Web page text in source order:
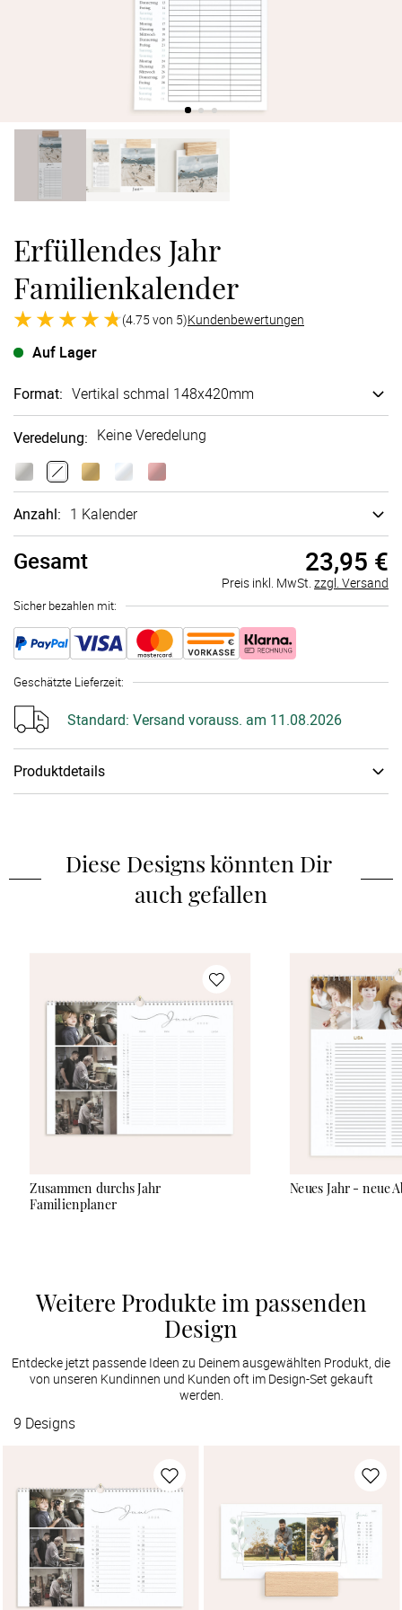
Erfüllendes Jahr
Familienkalender
(4.75 von 5)Kundenbewertungen
Auf Lager
Format: Vertikal schmal 148x420mm
Veredelung: Keine Veredelung
Anzahl: 1 Kalender
Gesamt 23,95 €
Preis inkl. MwSt. zzgl. Versand
Sicher bezahlen mit:
Geschätzte Lieferzeit:
Standard: Versand vorauss. am 11.08.2026
Produktdetails
Diese Designs könnten Dir
auch gefallen
Zusammen durchs Jahr
Familienplaner
Neues Jahr - neue
Weitere Produkte im passenden
Design
Entdecke jetzt passende Ideen zu Deinem ausgewählten Produkt, die
von unseren Kundinnen und Kunden oft im Design-Set gekauft
werden.
9 Designs